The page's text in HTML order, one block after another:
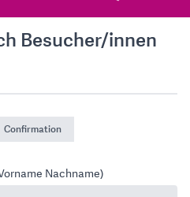
Besucher/innen
Confirmation
Nachname)